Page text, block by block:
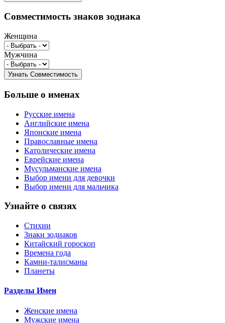
Совместимость знаков зодиака
Женщина
Мужчина
Больше о именах
Русские имена
Английские имена
Японские имена
Православные имена
Католические имена
Еврейские имена
Мусульманские имена
Выбор имени для девочки
Выбор имени для мальчика
Узнайте о связях
Стихии
Знаки зодиаков
Китайский гороскоп
Времена года
Камни-талисманы
Планеты
Разделы Имен
Женские имена
Мужские имена